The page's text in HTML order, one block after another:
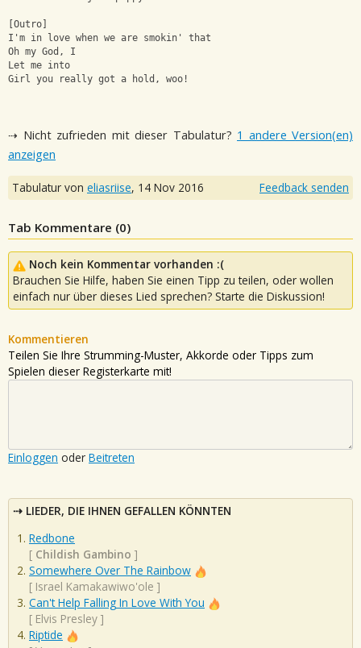
[Outro]
I'm in love when we are smokin' that
Oh my God, I
Let me into
Girl you really got a hold, woo!
⇢ Nicht zufrieden mit dieser Tabulatur? 1 andere Version(en)
anzeigen
Tabulatur von eliasriise, 14 Nov 2016 Feedback senden
Tab Kommentare (0)
Noch kein Kommentar vorhanden :(
Brauchen Sie Hilfe, haben Sie einen Tipp zu teilen, oder wollen
einfach nur über dieses Lied sprechen? Starte die Diskussion!
Kommentieren
Teilen Sie Ihre Strumming-Muster, Akkorde oder Tipps zum
Spielen dieser Registerkarte mit!
Einloggen oder Beitreten
LIEDER, DIE IHNEN GEFALLEN KÖNNTEN
Redbone
[ Childish Gambino ]
Somewhere Over The Rainbow
[ Israel Kamakawiwo'ole ]
Can't Help Falling In Love With You
[ Elvis Presley ]
Riptide